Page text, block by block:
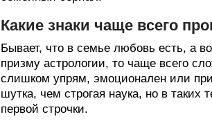
Какие знаки чаще всего
Бывает, что в семье любовь есть, а
призму астрологии, то чаще всего
слишком упрям, эмоционален или
шутка, чем строгая наука, но в таких
первой строчки.